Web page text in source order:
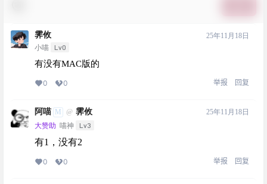
霁攸
小喵 Lv0
25年11月18日
有没有MAC版的
0 0 举报 回复
阿喵 M @ 霁攸
大赞助 喵神 Lv3
25年11月18日
有1，没有2
0 0 举报 回复